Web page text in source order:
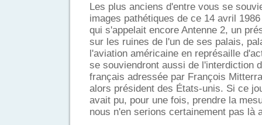
Les plus anciens d'entre vous se
images pathétiques de ce 14 avril
qui s'appelait encore Antenne 2, un
sur les ruines de l'un de ses palais,
l'aviation américaine en représaille
se souviendront aussi de l'interdiction
français adressée par François
alors président des États-unis. Si ce
avait pu, pour une fois, prendre la
nous n'en serions certainement pas là